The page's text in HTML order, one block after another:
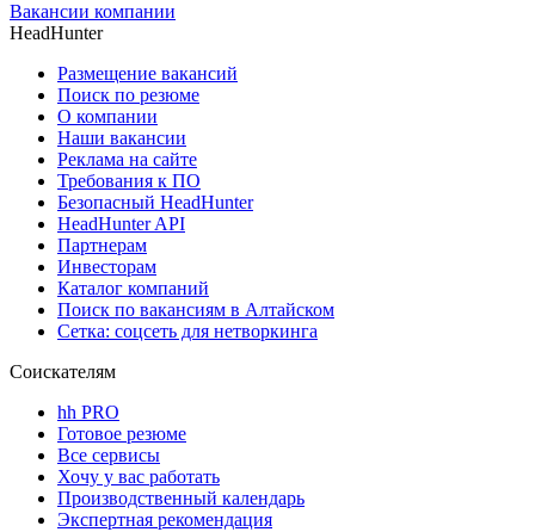
Вакансии компании
HeadHunter
Размещение вакансий
Поиск по резюме
О компании
Наши вакансии
Реклама на сайте
Требования к ПО
Безопасный HeadHunter
HeadHunter API
Партнерам
Инвесторам
Каталог компаний
Поиск по вакансиям в Алтайском
Сетка: соцсеть для нетворкинга
Соискателям
hh PRO
Готовое резюме
Все сервисы
Хочу у вас работать
Производственный календарь
Экспертная рекомендация